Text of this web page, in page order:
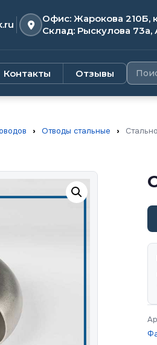
Офис: Жарокова 210Б,
Склад: Рыскулова
Контакты Отзывы
› Отводы стальные ›